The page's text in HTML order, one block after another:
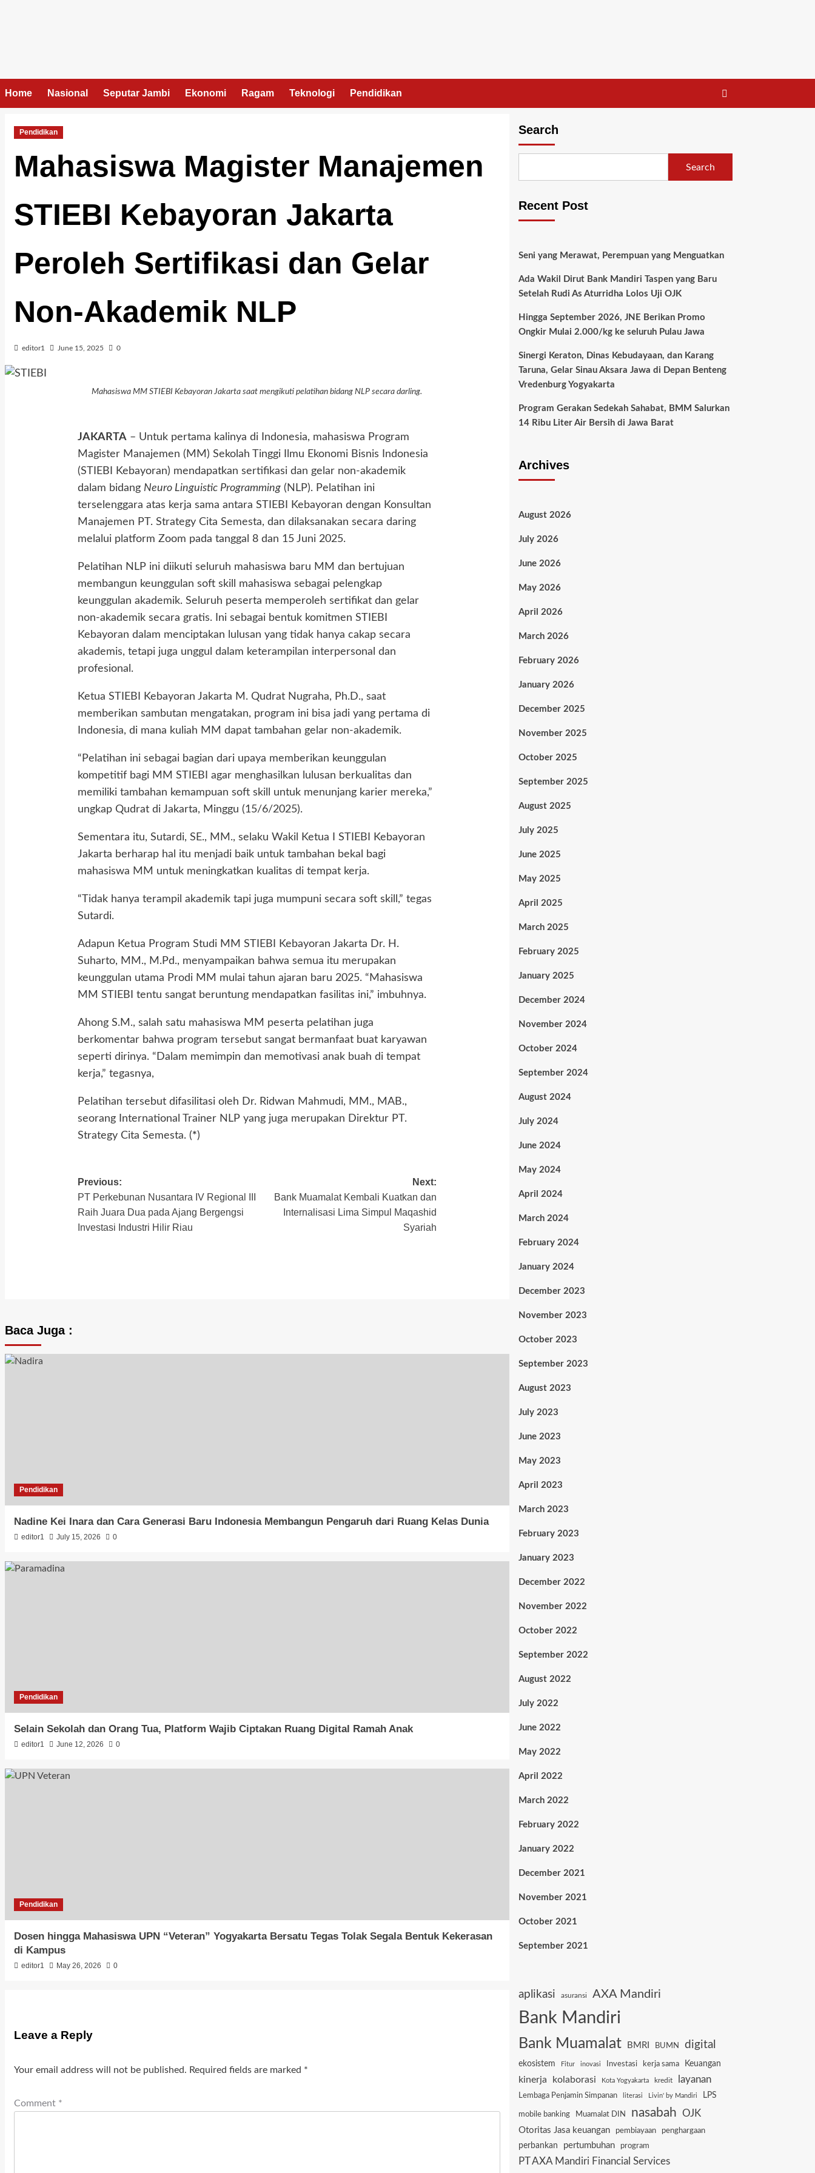
Home Nasional Seputar Jambi Ekonomi Ragam Teknologi Pendidikan
Pendidikan
Mahasiswa Magister Manajemen
STIEBI Kebayoran Jakarta
Peroleh Sertifikasi dan Gelar
Non-Akademik NLP
editor1 June 15, 2025 0
Mahasiswa MM STIEBI Kebayoran Jakarta saat mengikuti pelatihan bidang NLP secara darling.
JAKARTA– Untuk pertama kalinya di Indonesia, mahasiswa Program
Magister Manajemen (MM) Sekolah Tinggi Ilmu Ekonomi Bisnis Indonesia
(STIEBI Kebayoran) mendapatkan sertifikasi dan gelar non-akademik
dalam bidang Neuro Linguistic Programming(NLP). Pelatihan ini
terselenggara atas kerja sama antara STIEBI Kebayoran dengan Konsultan
Manajemen PT. Strategy Cita Semesta, dan dilaksanakan secara daring
melalui platform Zoom pada tanggal 8 dan 15 Juni 2025.
Pelatihan NLP ini diikuti seluruh mahasiswa baru MM dan bertujuan
membangun keunggulan soft skill mahasiswa sebagai pelengkap
keunggulan akademik. Seluruh peserta memperoleh sertifikat dan gelar
non-akademik secara gratis. Ini sebagai bentuk komitmen STIEBI
Kebayoran dalam menciptakan lulusan yang tidak hanya cakap secara
akademis, tetapi juga unggul dalam keterampilan interpersonal dan
profesional.
Ketua STIEBI Kebayoran Jakarta M. Qudrat Nugraha, Ph.D., saat
memberikan sambutan mengatakan, program ini bisa jadi yang pertama di
Indonesia, di mana kuliah MM dapat tambahan gelar non-akademik.
“Pelatihan ini sebagai bagian dari upaya memberikan keunggulan
kompetitif bagi MM STIEBI agar menghasilkan lulusan berkualitas dan
memiliki tambahan kemampuan soft skill untuk menunjang karier mereka,”
ungkap Qudrat di Jakarta, Minggu (15/6/2025).
Sementara itu, Sutardi, SE., MM., selaku Wakil Ketua I STIEBI Kebayoran
Jakarta berharap hal itu menjadi baik untuk tambahan bekal bagi
mahasiswa MM untuk meningkatkan kualitas di tempat kerja.
“Tidak hanya terampil akademik tapi juga mumpuni secara soft skill,” tegas
Sutardi.
Adapun Ketua Program Studi MM STIEBI Kebayoran Jakarta Dr. H.
Suharto, MM., M.Pd., menyampaikan bahwa semua itu merupakan
keunggulan utama Prodi MM mulai tahun ajaran baru 2025. “Mahasiswa
MM STIEBI tentu sangat beruntung mendapatkan fasilitas ini,” imbuhnya.
Ahong S.M., salah satu mahasiswa MM peserta pelatihan juga
berkomentar bahwa program tersebut sangat bermanfaat buat karyawan
seperti dirinya. “Dalam memimpin dan memotivasi anak buah di tempat
kerja,” tegasnya,
Pelatihan tersebut difasilitasi oleh Dr. Ridwan Mahmudi, MM., MAB.,
seorang International Trainer NLP yang juga merupakan Direktur PT.
Strategy Cita Semesta. (*)
Post
navigation
Previous:
PT Perkebunan Nusantara IV Regional III
Raih Juara Dua pada Ajang Bergengsi
Investasi Industri Hilir Riau
Next:
Bank Muamalat Kembali Kuatkan dan
Internalisasi Lima Simpul Maqashid
Syariah
Baca Juga :
Pendidikan
Nadine Kei Inara dan Cara Generasi Baru Indonesia Membangun Pengaruh dari Ruang Kelas Dunia
editor1 July 15, 2026 0
Pendidikan
Selain Sekolah dan Orang Tua, Platform Wajib Ciptakan Ruang Digital Ramah Anak
editor1 June 12, 2026 0
Pendidikan
Dosen hingga Mahasiswa UPN “Veteran” Yogyakarta Bersatu Tegas Tolak Segala Bentuk Kekerasan
di Kampus
editor1 May 26, 2026 0
Leave a Reply
Your email address will not be published. Required fields are marked *
Comment *
Search
Search
Recent Post
Seni yang Merawat, Perempuan yang Menguatkan
Ada Wakil Dirut Bank Mandiri Taspen yang Baru
Setelah Rudi As Aturridha Lolos Uji OJK
Hingga September 2026, JNE Berikan Promo
Ongkir Mulai 2.000/kg ke seluruh Pulau Jawa
Sinergi Keraton, Dinas Kebudayaan, dan Karang
Taruna, Gelar Sinau Aksara Jawa di Depan Benteng
Vredenburg Yogyakarta
Program Gerakan Sedekah Sahabat, BMM Salurkan
14 Ribu Liter Air Bersih di Jawa Barat
Archives
August 2026
July 2026
June 2026
May 2026
April 2026
March 2026
February 2026
January 2026
December 2025
November 2025
October 2025
September 2025
August 2025
July 2025
June 2025
May 2025
April 2025
March 2025
February 2025
January 2025
December 2024
November 2024
October 2024
September 2024
August 2024
July 2024
June 2024
May 2024
April 2024
March 2024
February 2024
January 2024
December 2023
November 2023
October 2023
September 2023
August 2023
July 2023
June 2023
May 2023
April 2023
March 2023
February 2023
January 2023
December 2022
November 2022
October 2022
September 2022
August 2022
July 2022
June 2022
May 2022
April 2022
March 2022
February 2022
January 2022
December 2021
November 2021
October 2021
September 2021
aplikasi asuransi AXA Mandiri
Bank Mandiri
Bank Muamalat BMRI BUMN digital
ekosistem Fitur inovasi Investasi kerja sama Keuangan
kinerja kolaborasi Kota Yogyakarta kredit layanan
Lembaga Penjamin Simpanan literasi Livin' by Mandiri LPS
mobile banking Muamalat DIN nasabah OJK
Otoritas Jasa keuangan pembiayaan
penghargaan
perbankan
pertumbuhan program
PT AXA Mandiri Financial Services